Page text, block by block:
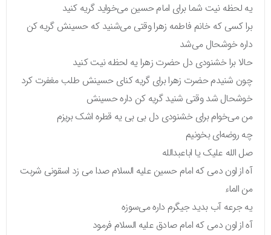
یه لحظه نیت شما برای امام حسین می‌خواید گریه کنید
برا کسی که خانم فاطمه زهرا وقتی می‌شنید که حسینش گریه کن
داره خوشحال می‌شد
حالا برا خشنودی دل حضرت زهرا یه لحظه نیت کنید
چون شنیدم حضرت زهرا برای گریه کنای حسینش طلب مغفرت کرد
خوشحال شد وقتی شنید گریه کن داره حسینش
من می‌خوام برای خشنودی دل بی بی یه قطره اشک بریزم
چه روضه‌ای بخونیم
صل الله علیک یا اباعبدالله
آه از اون دمی که امام حسین علیه السلام صدا می زد اسقونی شربت
من الماء
یه جرعه آب بدید جیگرم داره می‌سوزه
آه از اون دمی که امام صادق علیه السلام فرمود